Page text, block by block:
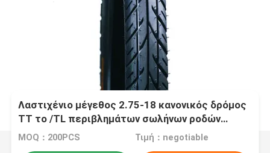
Λαστιχένιο μέγεθος 2.75-18 κανονικός δρόμος
TT το /TL περιβλημάτων σωλήνων ροδών
μοτοσικλετών J627
MOQ：200PCS Τιμή：negotiable